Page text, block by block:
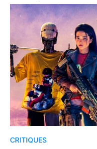
CRITIQUES